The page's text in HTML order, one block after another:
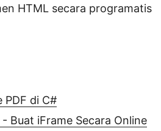
HTML secara programatis
PDF di C#
Buat iFrame Secara Online